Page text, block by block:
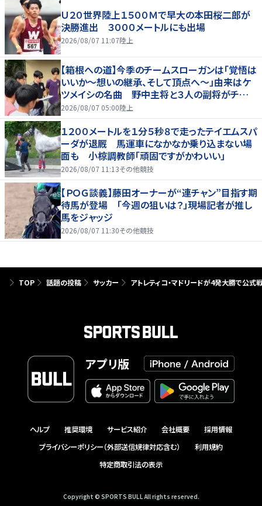
Ｕ２０世界陸上１５００Ｍで早大の本田桜二郎が
決勝進出 ３０００メートルにも出場
2026/08/07 11:07陸上
【箱根への道】今季のチームスローガンは「覚悟は
いいか～想いの継承、そして頂点へ～」由来はケ
ツメイシの名曲 野中主将と３人の副将がチーム
を引っ張る…夏合宿特集第１弾、国学院大
2026/08/07 05:00陸上
１２００メートルを１分５秒８で走ったテイエムスパ
ーダが退厩 馬運車になかなか乗り込まない場
面も 小椋調教師「頑固ですがかわいい」
2026/08/07 11:13その他競技
【ＰＯＧ談義】藤田オーナーが“連チャン”目指す期
待馬が登場 「今週の狙いは？」現場記者が推し
馬をジャッジ
2026/08/07 11:30その他競技
TOP 話題の投稿 サッカー アトレティコ・マドリードが4発大勝で公式
アプリ版
ヘルプ 推奨環境 サービス紹介 会社概要
採用情報
プライバシーポリシー（外部送信規律対応含む）
利用規約
特定商取引法の表示
Copyright © SPORTS BULL All rights reserved.